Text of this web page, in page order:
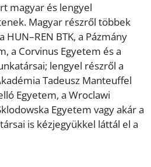
magyar és lengyel
Magyar részről többek
HUN–REN BTK, a Pázmány
a Corvinus Egyetem és a
lengyel részről a
Tadeusz Manteuffel
Egyetem, a Wroclawi
Egyetem vagy akár a
is kézjegyükkel láttál el a